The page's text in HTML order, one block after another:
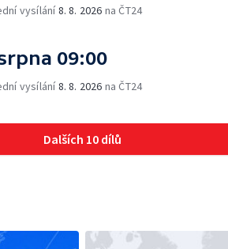
vysílání8. 8. 2026 na ČT24
09:00
vysílání8. 8. 2026 na ČT24
Dalších 10 dílů